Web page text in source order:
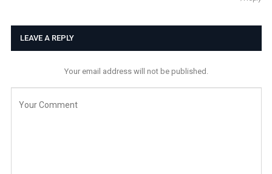
LEAVE A REPLY
Your email address will not be published.